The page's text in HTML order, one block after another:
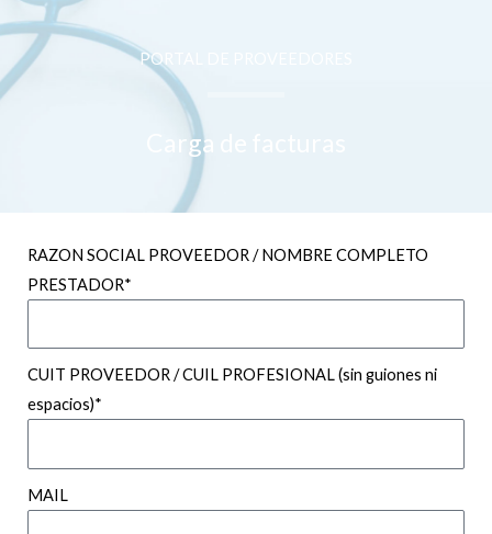
PORTAL DE PROVEEDORES
Carga de facturas
RAZON SOCIAL PROVEEDOR / NOMBRE COMPLETO
PRESTADOR*
CUIT PROVEEDOR / CUIL PROFESIONAL (sin guiones ni
espacios)*
MAIL